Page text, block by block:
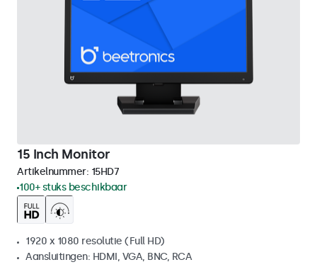
15 Inch Monitor
Artikelnummer: 15HD7
100+ stuks beschikbaar
1920 x 1080 resolutie (Full HD)
Aansluitingen: HDMI, VGA, BNC, RCA